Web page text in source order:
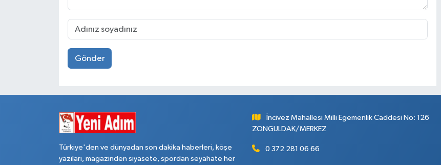
Gönder
Türkiye'den ve dünyadan son dakika haberleri, köşe
yazıları, magazinden siyasete, spordan seyahate her
İncivez Mahallesi Milli Egemenlik Caddesi No: 126
ZONGULDAK/MERKEZ
0 372 281 06 66